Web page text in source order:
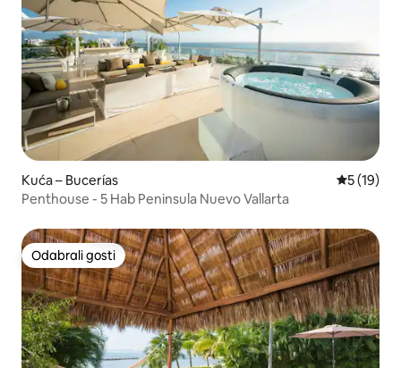
Kuća – Bucerías Prosječna
5 (19)
Penthouse - 5 Hab Peninsula Nuevo Vallarta
Odabrali gosti
Odabrali gosti